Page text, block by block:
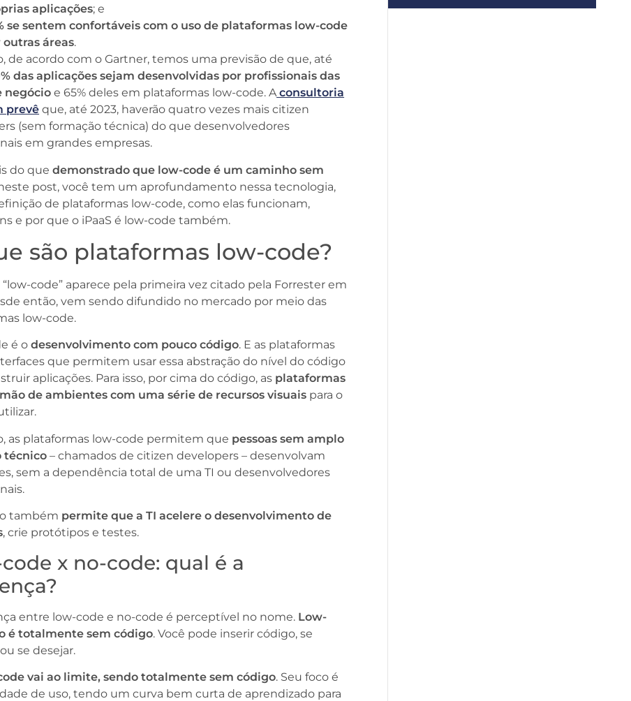
aplicações; e
se sentem confortáveis com o uso de plataformas low-code
outras áreas.
de acordo com o Gartner, temos uma previsão de que, até
das aplicações sejam desenvolvidas por profissionais das
negócio e 65% deles em plataformas low-code. Aconsultoria
prevê que, até 2023, haverão quatro vezes mais citizen
(sem formação técnica) do que desenvolvedores
em grandes empresas.
do quedemonstrado que low-code é um caminho sem
post, você tem um aprofundamento nessa tecnologia,
de plataformas low-code, como elas funcionam,
e por que o iPaaS é low-code também.
são plataformas low-code?
code” aparece pela primeira vez citado pela Forrester em
então, vem sendo difundido no mercado por meio das
low-code.
é odesenvolvimento com pouco código. E as plataformas
que permitem usar essa abstração do nível do código
aplicações. Para isso, por cima do código, as plataformas
de ambientes com uma série de recursos visuais para o
as plataformas low-code permitem que pessoas sem amplo
técnico – chamados de citizen developers – desenvolvam
sem a dependência total de uma TI ou desenvolvedores
também permite que a TI acelere o desenvolvimento de
, crie protótipos e testes.
x no-code: qual é a
entre low-code e no-code é perceptível no nome. Low-
é totalmente sem código. Você pode inserir código, se
se desejar.
vai ao limite, sendo totalmente sem código. Seu foco é
de uso, tendo um curva bem curta de aprendizado para